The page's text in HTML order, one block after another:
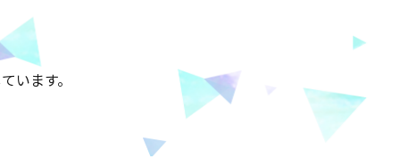
います。